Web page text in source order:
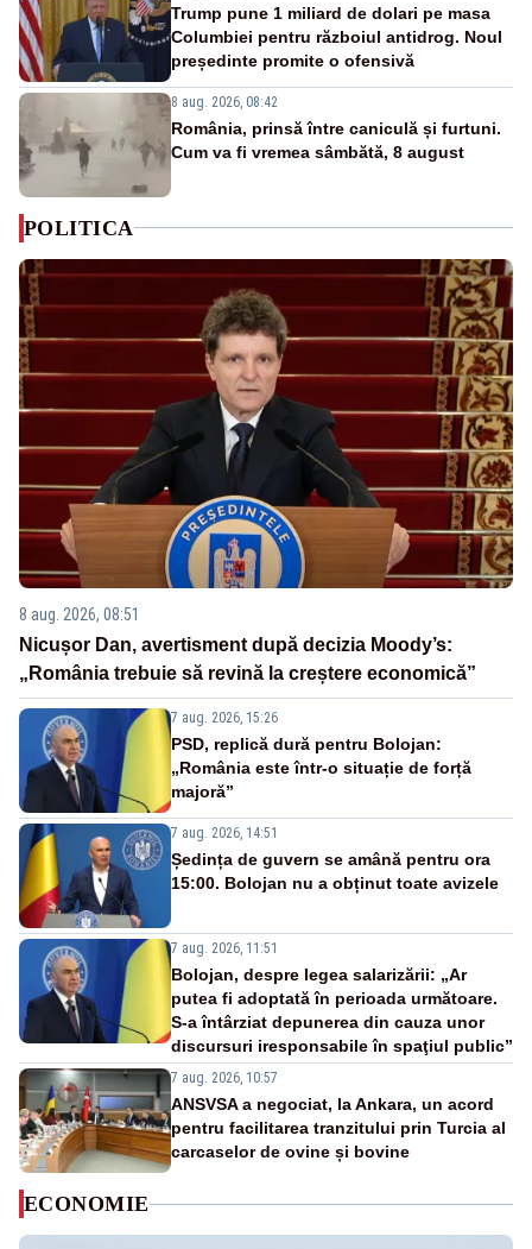
Trump pune 1 miliard de dolari pe masa
Columbiei pentru războiul antidrog. Noul
președinte promite o ofensivă
8 aug. 2026, 08:42
România, prinsă între caniculă și furtuni.
Cum va fi vremea sâmbătă, 8 august
POLITICA
8 aug. 2026, 08:51
Nicușor Dan, avertisment după decizia Moody’s:
„România trebuie să revină la creștere economică”
7 aug. 2026, 15:26
PSD, replică dură pentru Bolojan:
„România este într-o situație de forță
majoră”
7 aug. 2026, 14:51
Ședința de guvern se amână pentru ora
15:00. Bolojan nu a obținut toate avizele
7 aug. 2026, 11:51
Bolojan, despre legea salarizării: „Ar
putea fi adoptată în perioada următoare.
S-a întârziat depunerea din cauza unor
discursuri iresponsabile în spaţiul public”
7 aug. 2026, 10:57
ANSVSA a negociat, la Ankara, un acord
pentru facilitarea tranzitului prin Turcia al
carcaselor de ovine și bovine
ECONOMIE